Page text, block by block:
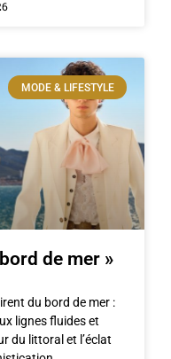
MODE & LIFESTYLE
de mer »
du bord de mer :
lignes fluides et
du littoral et l’éclat